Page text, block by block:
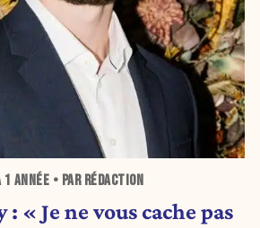
1 ANNÉE • PAR RÉDACTION
: « Je ne vous cache pas